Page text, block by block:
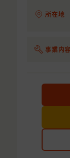
所在地
事業内容